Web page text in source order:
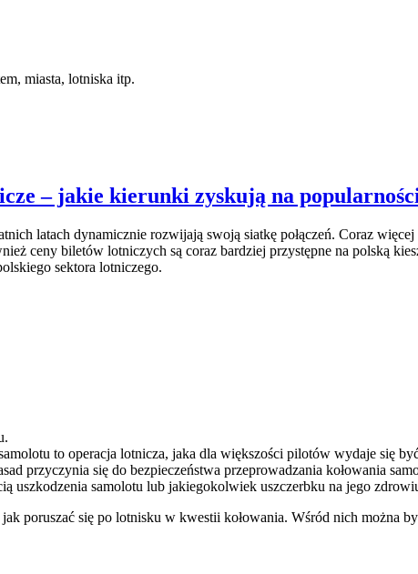
miasta, lotniska itp.
– jakie kierunki zyskują na
latach dynamicznie rozwijają swoją siatkę połączeń. Coraz
ceny biletów lotniczych są coraz bardziej przystępne na polską
sektora lotniczego.
to operacja lotnicza, jaka dla większości pilotów wydaje się
przyczynia się do bezpieczeństwa przeprowadzania kołowania
uszkodzenia samolotu lub jakiegokolwiek uszczerbku na jego
poruszać się po lotnisku w kwestii kołowania. Wśród nich można